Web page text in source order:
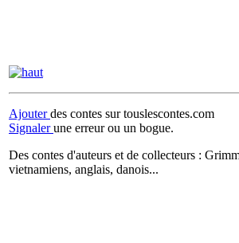
Ajouterdes contes sur touslescontes.com
Signalerune erreur ou un bogue.
Des contes d'auteurs et de collecteurs :
vietnamiens, anglais, danois...